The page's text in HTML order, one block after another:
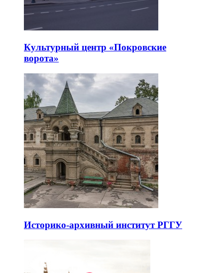
Культурный центр «Покровские
ворота»
Историко-архивный институт РГГУ